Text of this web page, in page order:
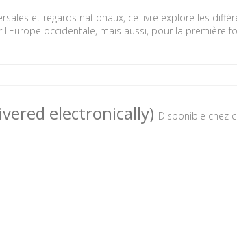
et regards nationaux, ce livre explore les
occidentale, mais aussi, pour la première
electronically) Disponible chez